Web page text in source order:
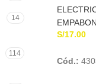
14
114
S/17.00
Cód.: